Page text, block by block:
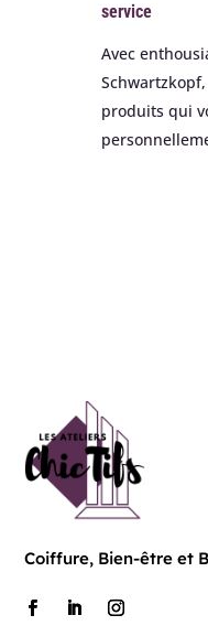
service
Avec
produits qui
Coiffure, Bien-être et